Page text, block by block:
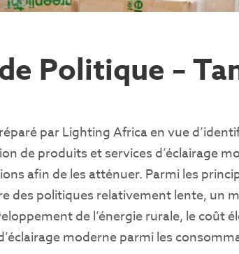
Politique –
par Lighting Africa en vue
de produits et services d’éclairage
afin de les atténuer. Parmi les
des politiques relativement lente, un
de l’énergie rurale, le coût
moderne parmi les